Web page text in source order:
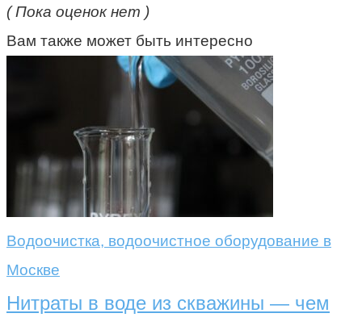
( Пока оценок нет )
Вам также может быть интересно
Водоочистка, водоочистное оборудование в
Москве
Нитраты в воде из скважины — чем